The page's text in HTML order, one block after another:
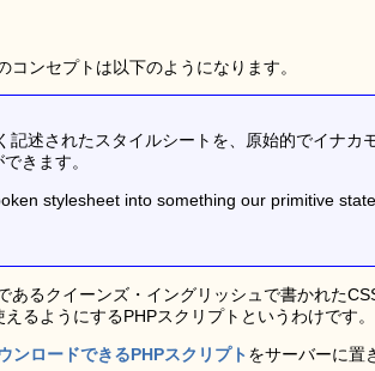
コンセプトは以下のようになります。
記述されたスタイルシートを、原始的でイナカ
きます。
stylesheet into something our primitive
あるクイーンズ・イングリッシュで書かれた
るようにするPHPスクリプトというわけです。
ンロードできるPHPスクリプトをサーバーに置